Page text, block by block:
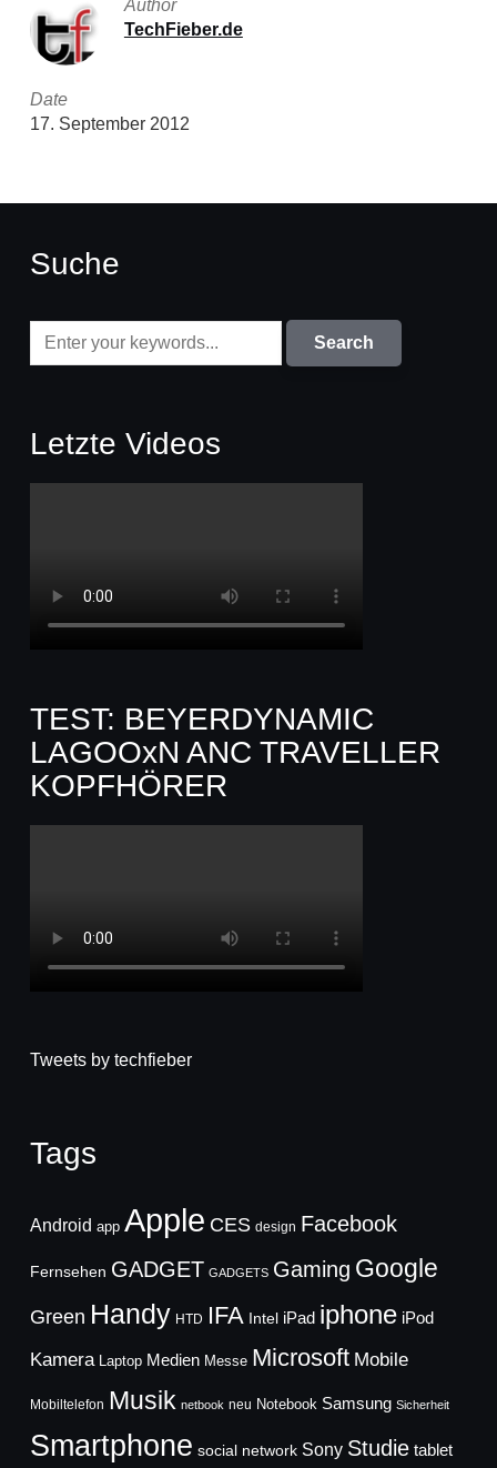
Author
TechFieber.de
Date
17. September 2012
Suche
Letzte Videos
TEST: BEYERDYNAMIC
LAGOOxN ANC TRAVELLER
KOPFHÖRER
Tweets by techfieber
Tags
Android app Apple CES design Facebook
Fernsehen GADGET GADGETS Gaming Google
Green Handy HTD IFA Intel iPad iphone iPod
Kamera Laptop Medien Messe Microsoft Mobile
Mobiltelefon Musik netbook neu Notebook Samsung Sicherheit
Smartphone social network Sony Studie tablet